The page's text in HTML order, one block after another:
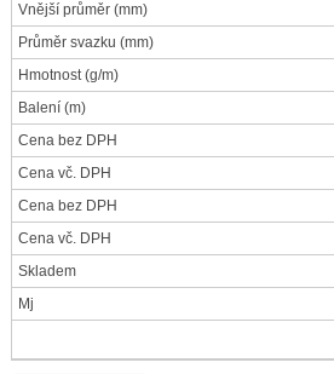
Vnější průměr (mm)
Průměr svazku (mm)
Hmotnost(g/m)
Balení (m)
Cena bez DPH
Cena vč. DPH
Cena bez DPH
Cena vč. DPH
Skladem
Mj